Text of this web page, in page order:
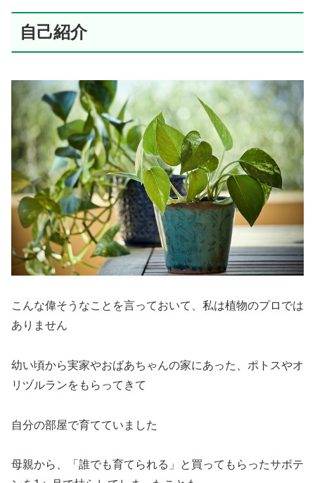
自己紹介
こんな偉そうなことを言っておいて、私は植物のプロでは
ありません
幼い頃から実家やおばあちゃんの家にあった、ポトスやオ
リヅルランをもらってきて
自分の部屋で育てていました
母親から、「誰でも育てられる」と買ってもらったサボテ